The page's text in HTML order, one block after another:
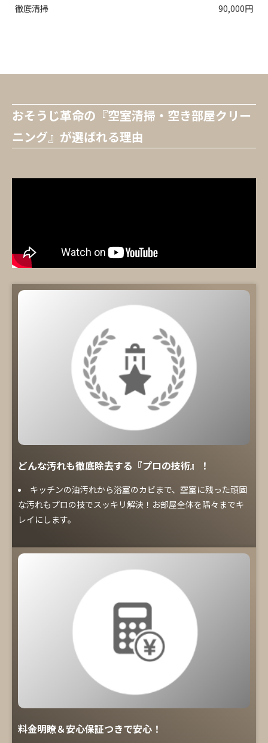
徹底清掃
90,000円
おそうじ革命の『空室清掃・空き部屋クリー
ニング』が選ばれる理由
どんな汚れも徹底除去する『プロの技術』！
キッチンの油汚れから浴室のカビまで、空室に残った頑固
な汚れもプロの技でスッキリ解決！お部屋全体を隅々までキ
レイにします。
料金明瞭＆安心保証つきで安心！